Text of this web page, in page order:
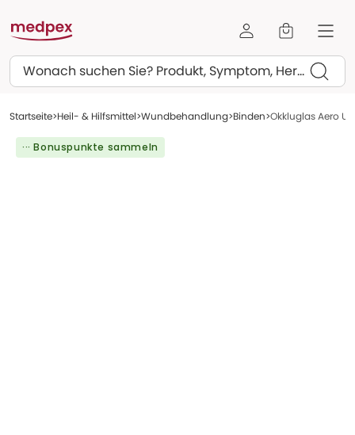
Suchen
Startseite Heil- & Hilfsmittel Wundbehandlung Binden Okkluglas Aero
··· Bonuspunkte sammeln